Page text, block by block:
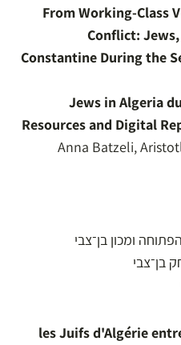
From Working-Class
Conflict:
Constantine During the
Jews in Algeria
Resources and Digital
Anna Batzeli,
ומכון בן־צבי
בן־צבי
les Juifs d'Algérie